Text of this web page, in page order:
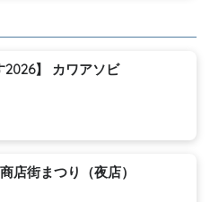
2026】 カワアソビ
店街まつり（夜店）